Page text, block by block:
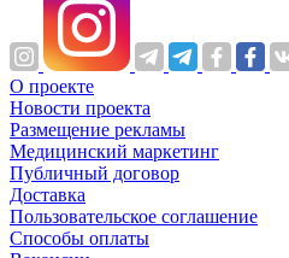
О проекте
Новости проекта
Размещение рекламы
Медицинский маркетинг
Публичный договор
Доставка
Пользовательское соглашение
Способы оплаты